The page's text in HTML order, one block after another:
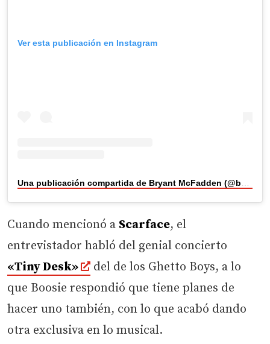
Ver esta publicación en Instagram
Cuando mencionó a Scarface, el
entrevistador habló del genial concierto
«Tiny Desk»
del de los Ghetto Boys, a lo
que Boosie respondió que tiene planes de
hacer uno también, con lo que acabó dando
otra exclusiva en lo musical.